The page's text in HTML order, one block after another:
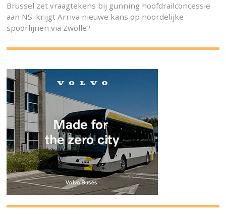
Brussel zet vraagtekens bij gunning hoofdrailconcessie
aan NS: krijgt Arriva nieuwe kans op noordelijke
spoorlijnen via Zwolle?